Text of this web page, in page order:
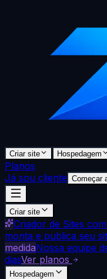
Criar site Hospedagem
Planos
Já sou cliente Começar
Criar site
Criador de Sites
monta e publica seu
medidaNossa equipe
diasVer planos
Hospedagem